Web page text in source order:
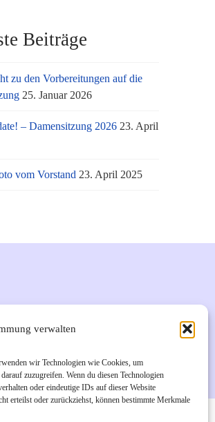
verwalten
wir Technologien wie Cookies, um
zuzugreifen. Wenn du diesen Technologien
oder eindeutige IDs auf dieser Website
erteilst oder zurückziehst, können bestimmte Merkmale
Beiträge
zu den Vorbereitungen auf die
25. Januar 2026
– Damensitzung 2026 23. April
vom Vorstand 23. April 2025